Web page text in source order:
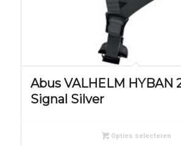
Abus VALHELM HYBAN
Signal Silver
Opties selecteren